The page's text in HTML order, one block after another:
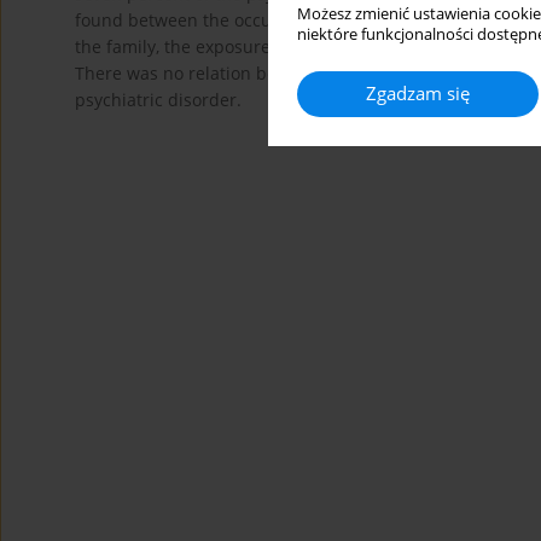
Możesz zmienić ustawienia
niektóre funkcjonalności
Zgadzam się
found between the occurrence of SH and the previous
the family, the exposure to sexual and physical abuse
There was no relation between the occurrence of
psychiatric disorder.